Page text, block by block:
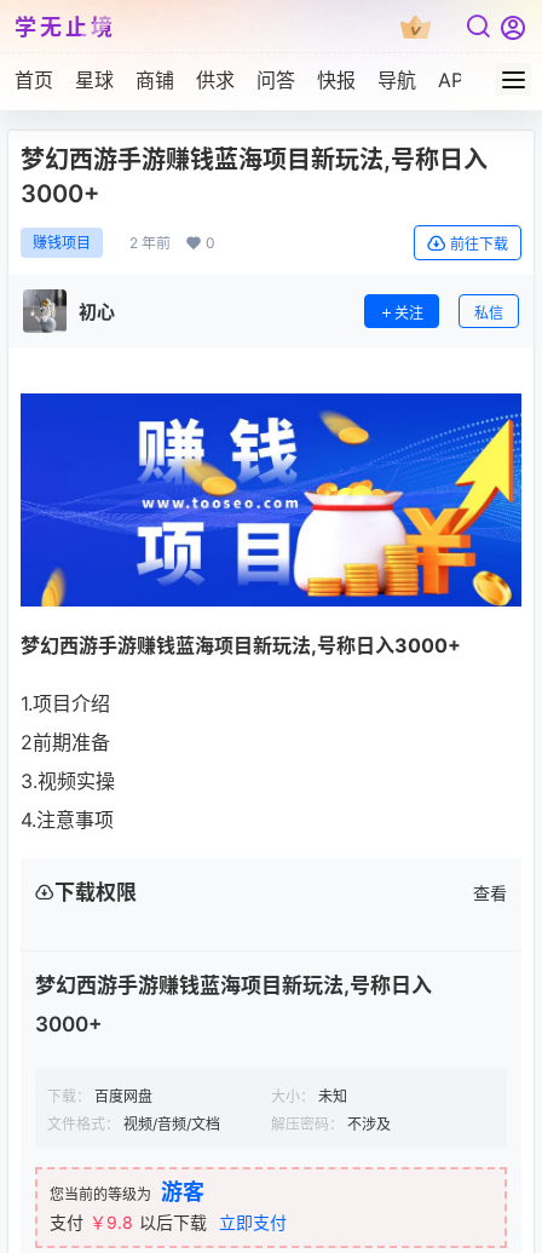
学无止境
首页 星球 商铺 供求 问答 快报 导航 APP下载
梦幻西游手游赚钱蓝海项目新玩法,号称日入
3000+
赚钱项目 2 年前 0 前往下载
初心 关注 私信
梦幻西游手游赚钱蓝海项目新玩法,号称日入3000+
1.项目介绍
2前期准备
3.视频实操
4.注意事项
下载权限 查看
梦幻西游手游赚钱蓝海项目新玩法,号称日入
3000+
下载： 百度网盘 大小：
未知
文件格式：
视频/音频/文档 解压密码： 不涉及
您当前的等级为 游客
支付 ￥9.8 以后下载 立即支付